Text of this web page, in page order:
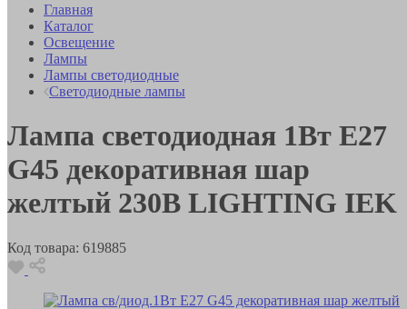
Главная
Каталог
Освещение
Лампы
Лампы светодиодные
Светодиодные лампы
Лампа светодиодная 1Вт E27
G45 декоративная шар
желтый 230В LIGHTING IEK
Код товара: 619885